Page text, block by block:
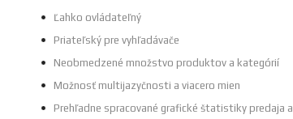
Ľahko ovládateľný
Priateľský pre vyhľadávače
Neobmedzené množstvo produktov a kategórií
Možnosť multijazyčnosti a viacero mien
Prehľadne spracované grafické štatistiky predaja a